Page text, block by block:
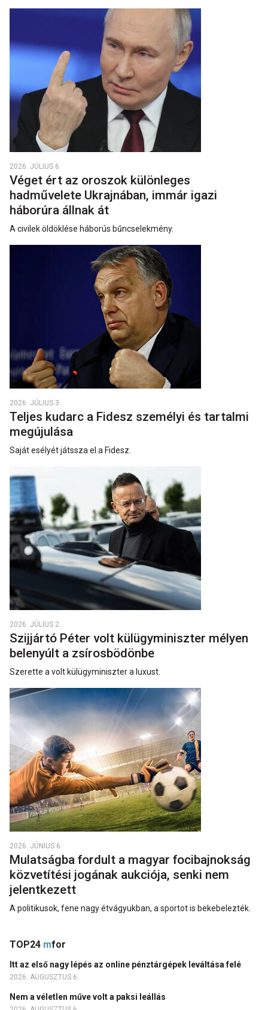
2026. JÚLIUS 6.
Véget ért az oroszok különleges
hadművelete Ukrajnában, immár igazi
háborúra állnak át
A civilek öldöklése háborús bűncselekmény.
2026. JÚLIUS 3.
Teljes kudarc a Fidesz személyi és tartalmi
megújulása
Saját esélyét játssza el a Fidesz.
2026. JÚLIUS 2.
Szijjártó Péter volt külügyminiszter mélyen
belenyúlt a zsírosbödönbe
Szerette a volt külügyminiszter a luxust.
2026. JÚNIUS 6.
Mulatságba fordult a magyar focibajnokság
közvetítési jogának aukciója, senki nem
jelentkezett
A politikusok, fene nagy étvágyukban, a sportot is bekebelezték.
TOP24 mfor
Itt az első nagy lépés az online pénztárgépek leváltása felé
2026. AUGUSZTUS 6.
Nem a véletlen műve volt a paksi leállás